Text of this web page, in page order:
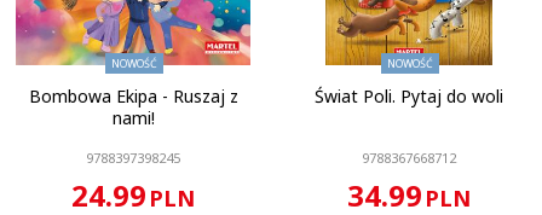
NOWOŚĆ
Bombowa Ekipa - Ruszaj z
nami!
9788397398245
24.99 PLN
NOWOŚĆ
Świat Poli. Pytaj do woli
9788367668712
34.99 PLN